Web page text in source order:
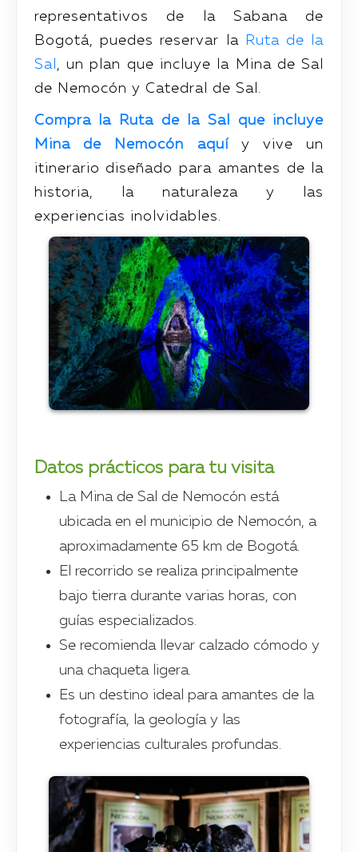
representativos de la Sabana de
Bogotá, puedes reservar la
Ruta de la
Sal
, un plan que incluye la Mina de Sal
de Nemocón y Catedral de Sal.
Compra la Ruta de la Sal que incluye
Mina de Nemocón aquí y vive un
itinerario diseñado para amantes de la
historia, la naturaleza y las
experiencias inolvidables.
Datos prácticos para tu visita
La Mina de Sal de Nemocón está
ubicada en el municipio de Nemocón, a
aproximadamente 65 km de Bogotá.
El recorrido se realiza principalmente
bajo tierra durante varias horas, con
guías especializados.
Se recomienda llevar calzado cómodo y
una chaqueta ligera.
Es un destino ideal para amantes de la
fotografía, la geología y las
experiencias culturales profundas.